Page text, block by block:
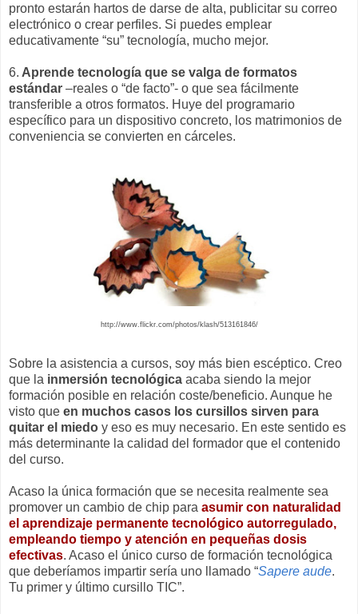
pronto estarán hartos de darse de alta, publicitar su correo
electrónico o crear perfiles. Si puedes emplear
educativamente “su” tecnología, mucho mejor.
6. Aprende tecnología que se valga de formatos
estándar –reales o “de facto”- o que sea fácilmente
transferible a otros formatos. Huye del programario
específico para un dispositivo concreto, los matrimonios de
conveniencia se convierten en cárceles.
http://www.flickr.com/photos/klash/513161846/
Sobre la asistencia a cursos, soy más bien escéptico. Creo
que la inmersión tecnológica acaba siendo la mejor
formación posible en relación coste/beneficio. Aunque he
visto que en muchos casos los cursillos sirven para
quitar el miedo y eso es muy necesario. En este sentido es
más determinante la calidad del formador que el contenido
del curso.
Acaso la única formación que se necesita realmente sea
promover un cambio de chip para asumir con naturalidad
el aprendizaje permanente tecnológico autorregulado,
empleando tiempo y atención en pequeñas dosis
efectivas. Acaso el único curso de formación tecnológica
que deberíamos impartir sería uno llamado “Sapere aude.
Tu primer y último cursillo TIC”.